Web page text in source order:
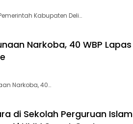
Kabupaten Deli…
Narkoba, 40 WBP Lapas
Narkoba, 40…
di Sekolah Perguruan Islam